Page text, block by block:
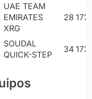
UAE TEAM
EMIRATES
XRG
28 1737
SOUDAL
QUICK-STEP
34